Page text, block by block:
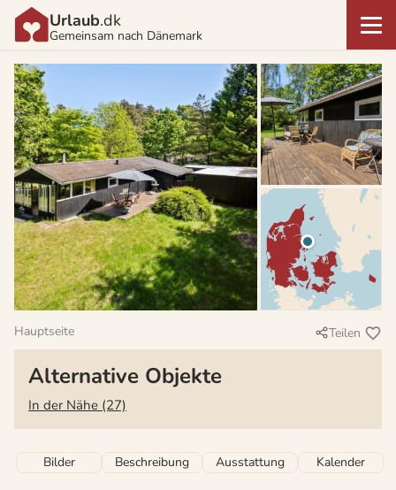
Urlaub.dk
Gemeinsam nach Dänemark
Hauptseite Teilen
Alternative Objekte
In der Nähe (27)
Bilder Beschreibung Ausstattung Kalender